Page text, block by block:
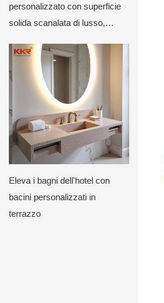
personalizzato con superficie
solida scanalata di lusso,
posteriore curvo di KKR
Eleva i bagni dell'hotel con
bacini personalizzati in
terrazzo